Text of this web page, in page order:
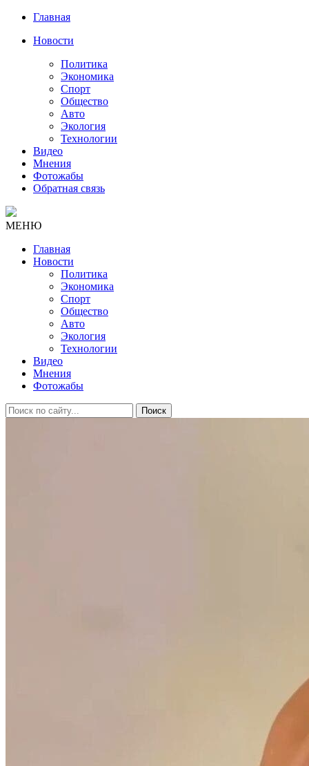
Главная
Новости
Политика
Экономика
Спорт
Общество
Авто
Экология
Технологии
Видео
Мнения
Фотожабы
Обратная связь
МЕНЮ
Главная
Новости
Политика
Экономика
Спорт
Общество
Авто
Экология
Технологии
Видео
Мнения
Фотожабы
Поиск